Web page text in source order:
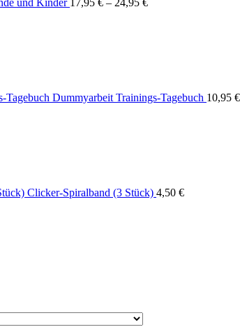
und Kinder 17,95 € – 24,95 €
Dummyarbeit Trainings-Tagebuch 10,95 €
Clicker-Spiralband (3 Stück) 4,50 €